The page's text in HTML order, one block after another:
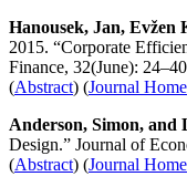
Hanousek, Jan, Evžen
2015. “Corporate
Finance, 32(June):
(Abstract) (Journal
Anderson, Simon, and
Design.” Journal of
(Abstract) (Journal